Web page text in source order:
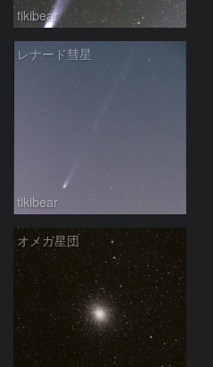
tikibear
レナード彗星
tikibear
オメガ星団